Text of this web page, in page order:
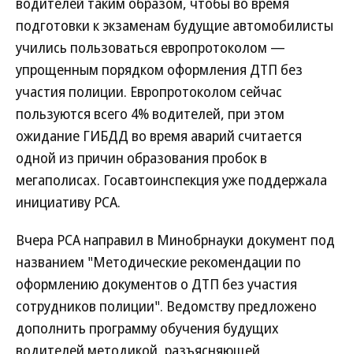
подготовки к экзаменам будущие автомобилисты
учились пользоваться европротоколом —
упрощенным порядком оформления ДТП без
участия полиции. Европротоколом сейчас
пользуются всего 4% водителей, при этом
ожидание ГИБДД во время аварий считается
одной из причин образования пробок в
мегаполисах. Госавтоинспекция уже поддержала
инициативу РСА.
Вчера РСА направил в Минобрнауки документ под
названием "Методические рекомендации по
оформлению документов о ДТП без участия
сотрудников полиции". Ведомству предложено
дополнить программу обучения будущих
водителей методикой, разъясняющей